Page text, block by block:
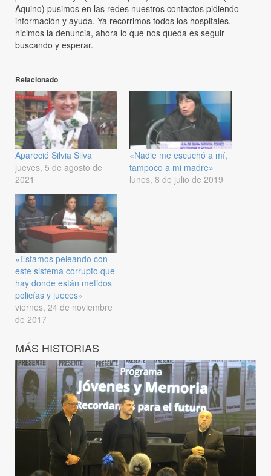
Aquino) pusimos en las redes nuestros contactos pidiendo
información y ayuda. Ya recorrimos todos los hospitales,
hicimos la denuncia, ahora lo que nos queda es seguir
buscando y esperar.
Relacionado
Apareció Silvia Silva
jueves, 5 de agosto de
2021
«Nadie me escuchó a mí,
tampoco a mi madre»
lunes, 8 de julio de 2019
«Estamos peleando con
este sistema corrupto que
hay donde están metidos
policías y jueces»
viernes, 24 de noviembre
de 2017
MÁS HISTORIAS